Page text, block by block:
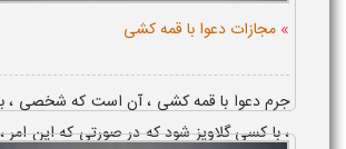
» مجازات دعوا با قمه کشی
جرم دعوا با قمه کشی ، آن است که شخصی ، با
، با کسی گلاویز شود که در صورتی که این امر